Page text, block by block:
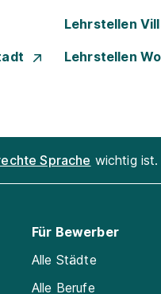
Lehrstellen
Lehrstellen
Sprache wichtig ist.
Für Bewerber
Alle Städte
Alle Berufe